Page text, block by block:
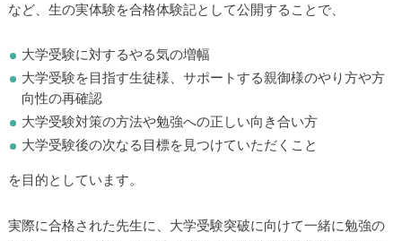
など、生の実体験を合格体験記として公開することで、
大学受験に対するやる気の増幅
大学受験を目指す生徒様、サポートする親御様のやり方や方
向性の再確認
大学受験対策の方法や勉強への正しい向き合い方
大学受験後の次なる目標を見つけていただくこと
を目的としています。
実際に合格された先生に、大学受験突破に向けて一緒に勉強の